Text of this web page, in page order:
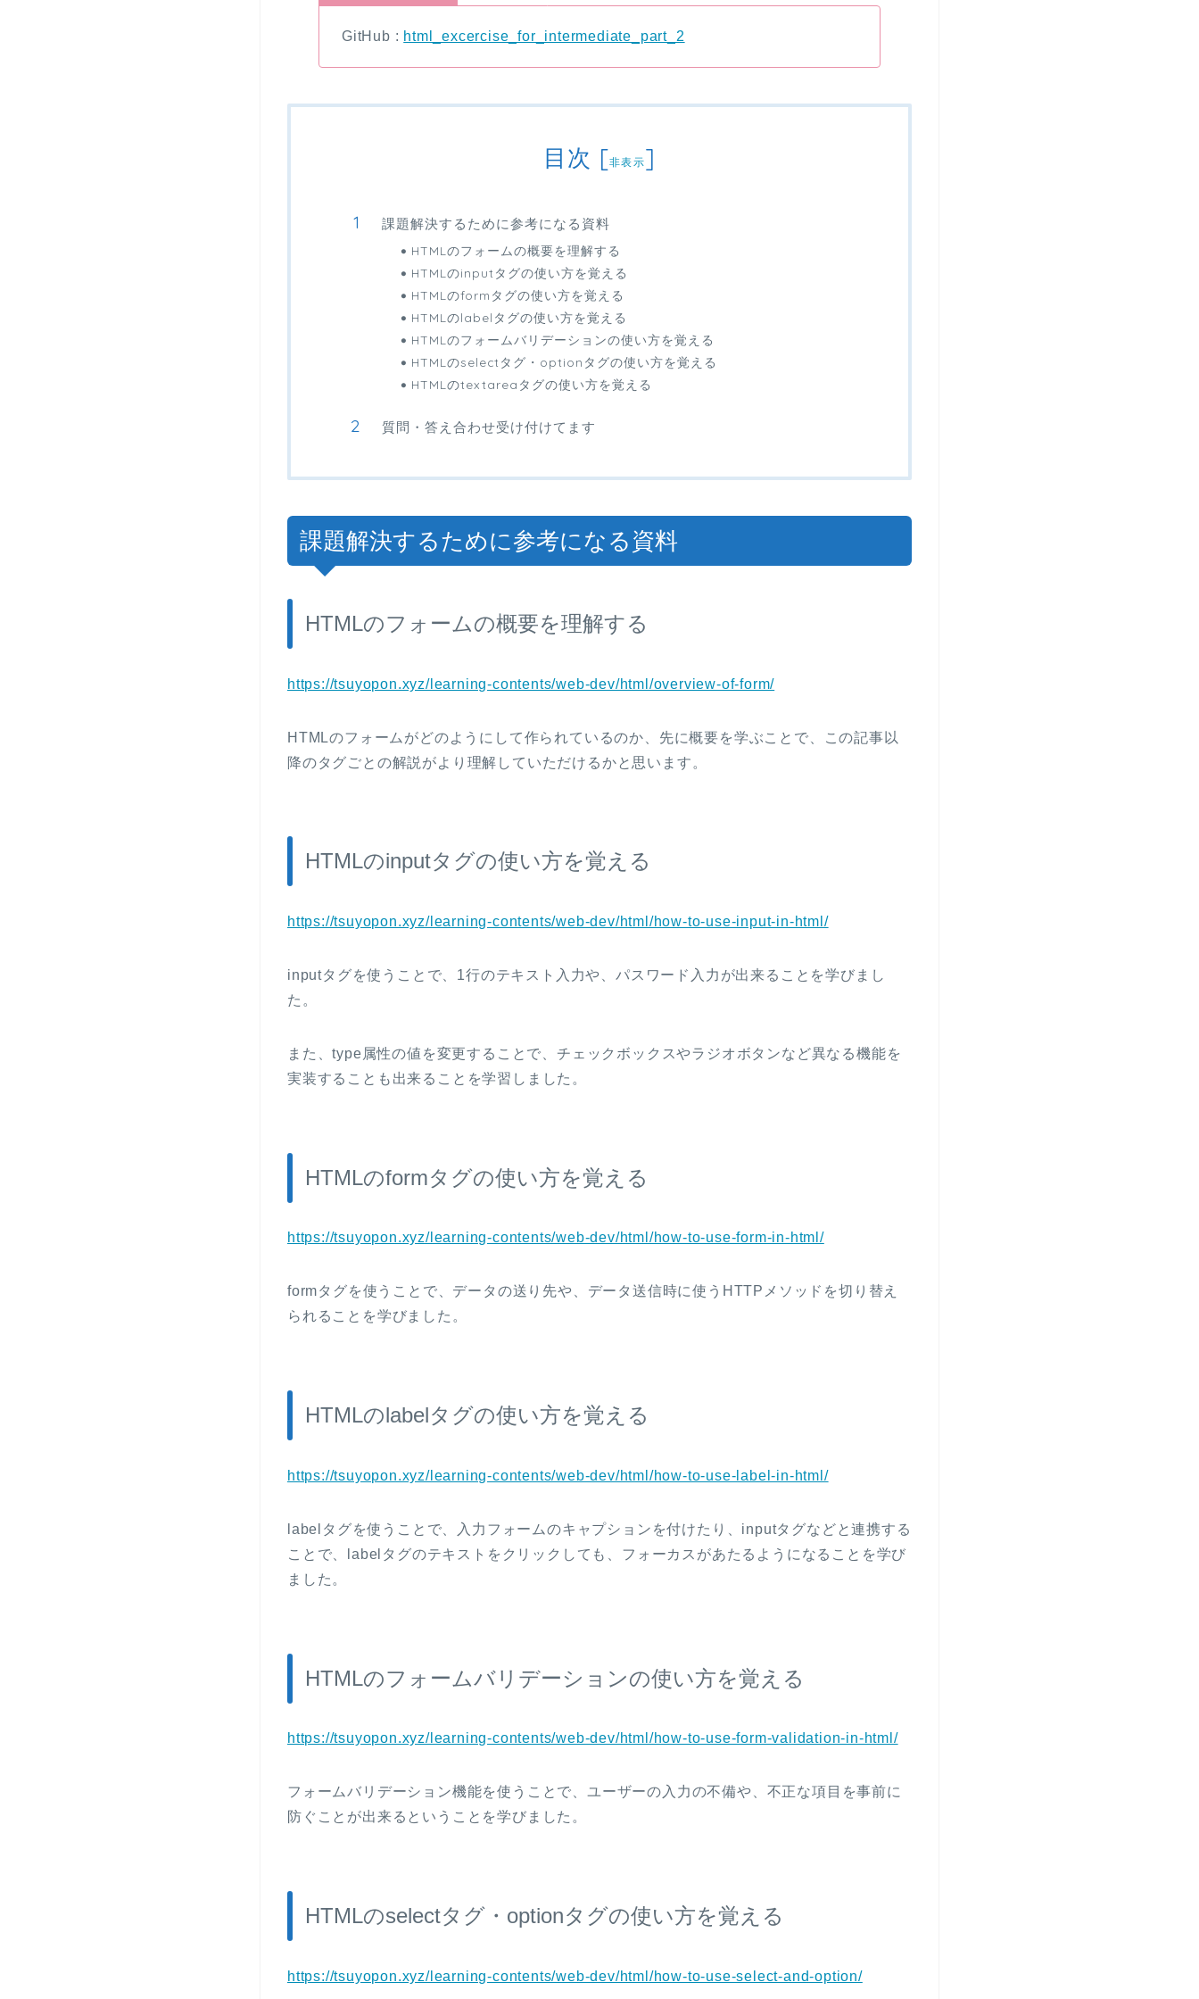
GitHub : html_excercise_for_intermediate_part_2
目次 [非表示]
課題解決するために参考になる資料
HTMLのフォームの概要を理解する
HTMLのinputタグの使い方を覚える
HTMLのformタグの使い方を覚える
HTMLのlabelタグの使い方を覚える
HTMLのフォームバリデーションの使い方を覚える
HTMLのselectタグ・optionタグの使い方を覚える
HTMLのtextareaタグの使い方を覚える
質問・答え合わせ受け付けてます
課題解決するために参考になる資料
HTMLのフォームの概要を理解する
https://tsuyopon.xyz/learning-contents/web-dev/html/overview-of-form/
HTMLのフォームがどのようにして作られているのか、先に概要を学ぶことで、この記事以
降のタグごとの解説がより理解していただけるかと思います。
HTMLのinputタグの使い方を覚える
https://tsuyopon.xyz/learning-contents/web-dev/html/how-to-use-input-in-html/
inputタグを使うことで、1行のテキスト入力や、パスワード入力が出来ることを学びまし
た。
また、type属性の値を変更することで、チェックボックスやラジオボタンなど異なる機能を
実装することも出来ることを学習しました。
HTMLのformタグの使い方を覚える
https://tsuyopon.xyz/learning-contents/web-dev/html/how-to-use-form-in-html/
formタグを使うことで、データの送り先や、データ送信時に使うHTTPメソッドを切り替え
られることを学びました。
HTMLのlabelタグの使い方を覚える
https://tsuyopon.xyz/learning-contents/web-dev/html/how-to-use-label-in-html/
labelタグを使うことで、入力フォームのキャプションを付けたり、inputタグなどと連携する
ことで、labelタグのテキストをクリックしても、フォーカスがあたるようになることを学び
ました。
HTMLのフォームバリデーションの使い方を覚える
https://tsuyopon.xyz/learning-contents/web-dev/html/how-to-use-form-validation-in-html/
フォームバリデーション機能を使うことで、ユーザーの入力の不備や、不正な項目を事前に
防ぐことが出来るということを学びました。
HTMLのselectタグ・optionタグの使い方を覚える
https://tsuyopon.xyz/learning-contents/web-dev/html/how-to-use-select-and-option/